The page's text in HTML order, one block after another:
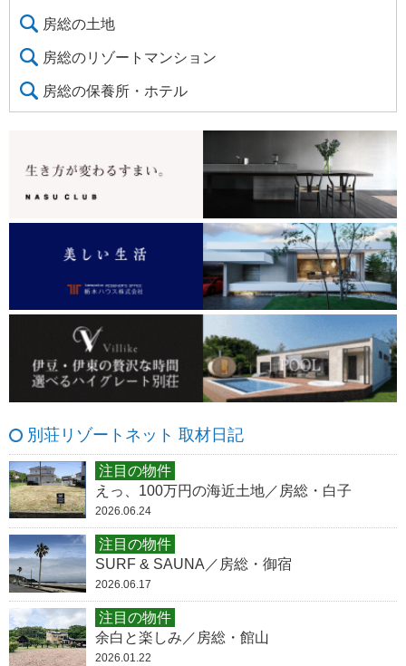
房総の土地
房総のリゾートマンション
房総の保養所・ホテル
別荘リゾートネット 取材日記
注目の物件
えっ、100万円の海近土地／房総・白子
2026.06.24
注目の物件
SURF & SAUNA／房総・御宿
2026.06.17
注目の物件
余白と楽しみ／房総・館山
2026.01.22